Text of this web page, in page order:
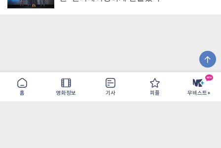
홈 영화정보 기사 피플 무비스트+